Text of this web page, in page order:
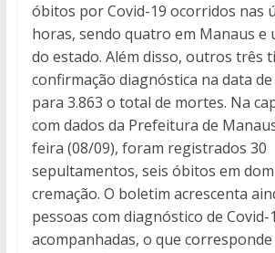
óbitos por Covid-19 ocorridos nas
horas, sendo quatro em Manaus
do estado. Além disso, outros três
confirmação diagnóstica na data
para 3.863 o total de mortes. Na
com dados da Prefeitura de
feira (08/09), foram registrados 30
sepultamentos, seis óbitos em
cremação. O boletim acrescenta
pessoas com diagnóstico de
acompanhadas, o que corresponde